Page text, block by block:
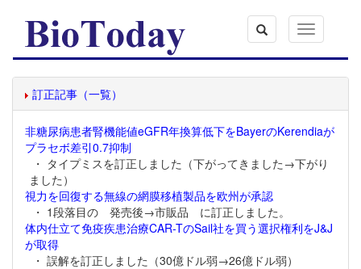
Toggle
navigation
訂正記事（一覧）
非糖尿病患者腎機能値eGFR年換算低下をBayerのKerendiaが
プラセボ差引0.7抑制
・ タイプミスを訂正しました（下がってきました→下がり
ました）
視力を回復する無線の網膜移植製品を欧州が承認
・ 1段落目の 発売後→市販品 に訂正しました。
体内仕立て免疫疾患治療CAR-TのSail社を買う選択権利をJ&J
が取得
・ 誤解を訂正しました（30億ドル弱→26億ドル弱）